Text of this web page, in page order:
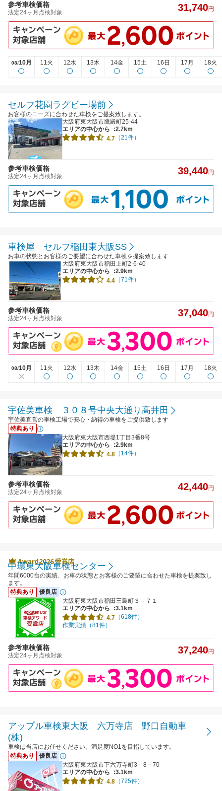
参考車検価格
法定24ヶ月点検対象 31,740円
08/10月 11火 12水 13木 14金 15土 16日 17月 18火
セルフ花園ラグビー場前
お客様のニーズに合わせた車検をご提案致します。
大阪府東大阪市鷹殿町25-44
エリアの中心から
:2.7km
4.7 （21件）
参考車検価格
法定24ヶ月点検対象 39,440円
車検屋 セルフ稲田東大阪SS
お車の状態とお客様のご要望に合わせた車検を提案致します
大阪府東大阪市稲田上町2-6-40
エリアの中心から
:2.9km
4.4 （71件）
参考車検価格
法定24ヶ月点検対象 37,040円
08/10月 11火 12水 13木 14金 15土 16日 17月 18火
宇佐美車検 ３０８号中央大通り高井田
宇佐美直営の車検工場で安心・納得の車検をご提供致します
特典あり
大阪府東大阪市西堤1丁目3番8号
エリアの中心から
:2.9km
4.8 （14件）
参考車検価格
法定24ヶ月点検対象 42,440円
中環東大阪車検センター
年間6000台の実績、お車の状態とお客様のご要望に合わせた車検を提案致し
ます。
特典あり
優良店
大阪府東大阪市稲田三島町３－７１
エリアの中心から
:3.1km
4.7 （618件）
作業実績（81件）
参考車検価格
法定24ヶ月点検対象 37,240円
アップル車検東大阪 六万寺店 野口自動車
(株)
車検は当店にお任せください。満足度NO1を目指しています。
特典あり
優良店
大阪府東大阪市下六万寺町3－8－70
エリアの中心から
:3.1km
4.8 （725件）